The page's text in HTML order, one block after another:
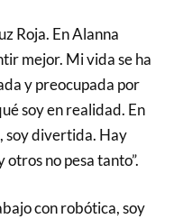
Roja. En Alanna
mejor. Mi vida se ha
y preocupada por
soy en realidad. En
soy divertida. Hay
otros no pesa tanto”.
con robótica, soy